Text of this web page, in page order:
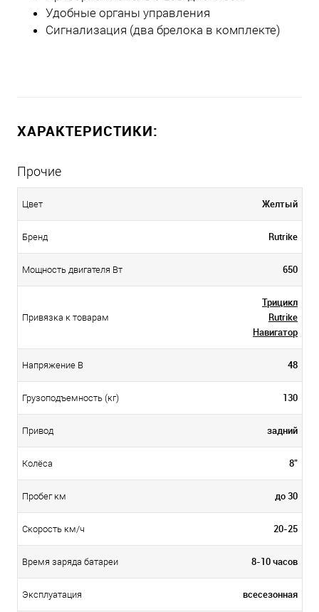
Удобные органы управления
Сигнализация (два брелока в комплекте)
ХАРАКТЕРИСТИКИ:
Прочие
Цвет Желтый
Бренд Rutrike
Мощность двигателя Вт 650
Привязка к товарам
Трицикл
Rutrike
Навигатор
Напряжение В 48
Грузоподъемность (кг) 130
Привод задний
Колёса 8"
Пробег км до 30
Скорость км/ч 20-25
Время заряда батареи 8-10 часов
Эксплуатация всесезонная